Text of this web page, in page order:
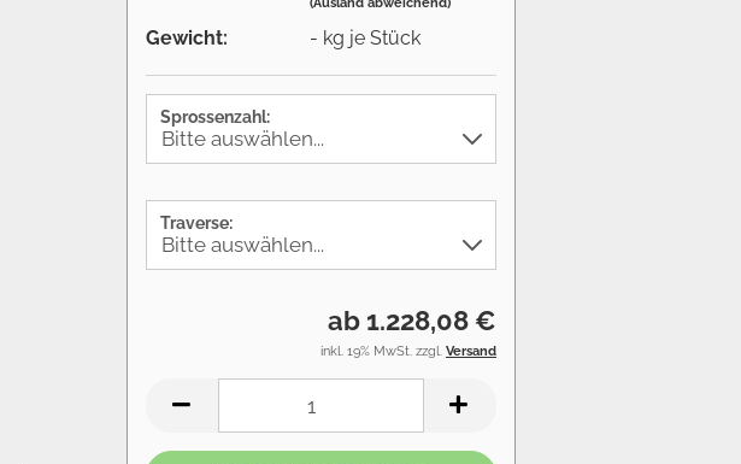
Gewicht: - kg je Stück
Sprossenzahl:
Traverse:
ab 1.228,08 €
inkl. 19% MwSt. zzgl. Versand